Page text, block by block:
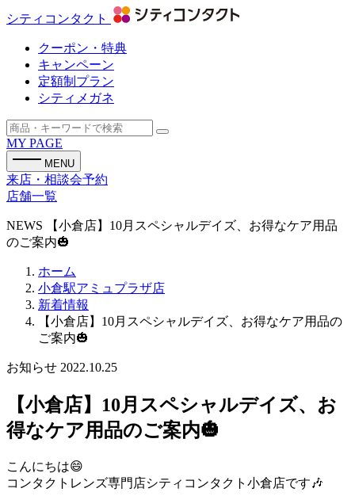
シティコンタクト
クーポン・特典
キャンペーン
定額制プラン
シティメガネ
MY PAGE
MENU
来店・相談会予約
店舗一覧
NEWS
【小倉店】10月スペシャルデイズ、お得なケア用品
のご案内🎃
ホーム
小倉駅アミュプラザ店
新着情報
【小倉店】10月スペシャルデイズ、お得なケア用品の
ご案内🎃
お知らせ 2022.10.25
【小倉店】10月スペシャルデイズ、お
得なケア用品のご案内🎃
こんにちは😄
コンタクトレンズ専門店シティコンタクト小倉店です🎶